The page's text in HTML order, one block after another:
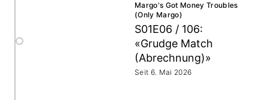
Margo's Got Money Troubles
(Only Margo)
S01E06 / 106:
«Grudge Match
(Abrechnung)»
Seit 6. Mai 2026